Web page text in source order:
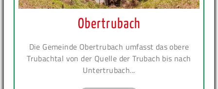
Obertrubach
Die Gemeinde Obertrubach umfasst das obere
Trubachtal von der Quelle der Trubach bis nach
Untertrubach...